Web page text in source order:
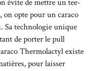
évite de mettre un tee-
on opte pour un caraco
Sa technologie unique
de porter le pull
Thermolactyl existe
pour laisser